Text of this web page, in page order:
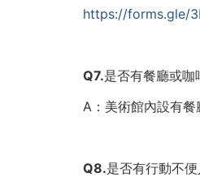
https://forms.gle/
Q7.是否有餐廳或咖
A：美術館內設有餐
Q8.是否有行動不便